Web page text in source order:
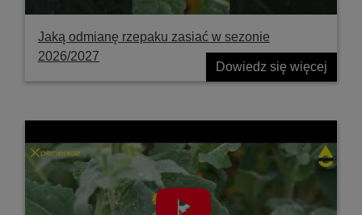
Jaką odmianę rzepaku zasiać w sezonie
2026/2027
Dowiedz się więcej